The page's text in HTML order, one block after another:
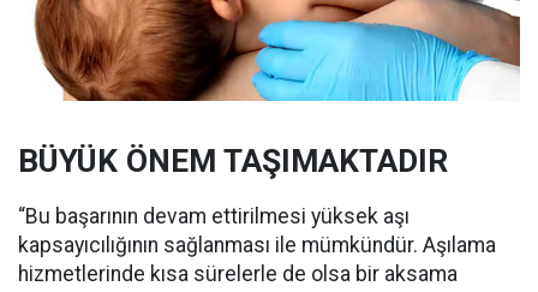
BÜYÜK ÖNEM TAŞIMAKTADIR
“Bu başarının devam ettirilmesi yüksek aşı
kapsayıcılığının sağlanması ile mümkündür. Aşılama
hizmetlerinde kısa sürelerle de olsa bir aksama